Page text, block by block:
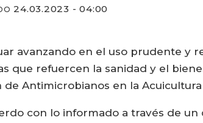
24.03.2023 - 04:00
avanzando en el uso prudente y
que refuercen la sanidad y el
de Antimicrobianos en la
con lo informado a través de